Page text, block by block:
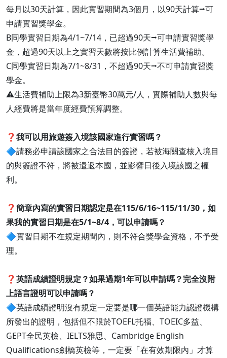
每月以30天計算，因此實習期間為3個月，以90天計算⭢可
申請實習獎學金。
B同學實習日期為4/1~7/14，已超過90天⭢可申請實習獎學
金，超過90天以上之實習天數將按比例計算生活費補助。
C同學實習日期為7/1~8/31，不超過90天⭢不可申請實習獎
學金。
⚠️生活費補助上限為3新臺幣30萬元/人，實際補助人數與每
人經費將是當年度經費預算調整。
❓ 我可以用旅遊簽入境該國家進行實習嗎？
🔷請務必申請該國家之合法目的簽證，若被海關查核入境目
的與簽證不符，將被遣返本國，並影響日後入境該國之權
利。
❓ 簡章內寫的實習日期認定是在115/6/16~115/11/30，如
果我的實習日期是在5/1~8/4，可以申請嗎？
🔷實習日期不在規定期間內，則不符合獎學金資格，不予受
理。
❓ 英語成績證明規定？如果過期1年可以申請嗎？完全沒附
上語言證明可以申請嗎？
🔷英語成績證明沒有規定一定要是哪一個英語能力認證機構
所發出的證明，包括但不限於TOEFL托福、TOEIC多益、
GEPT全民英檢、IELTS雅思、Cambridge English
Qualifications劍橋英檢等，一定要「在有效期限內」才算